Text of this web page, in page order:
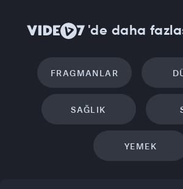
'de daha
FRAGMANLAR
SAĞLIK
YEMEK